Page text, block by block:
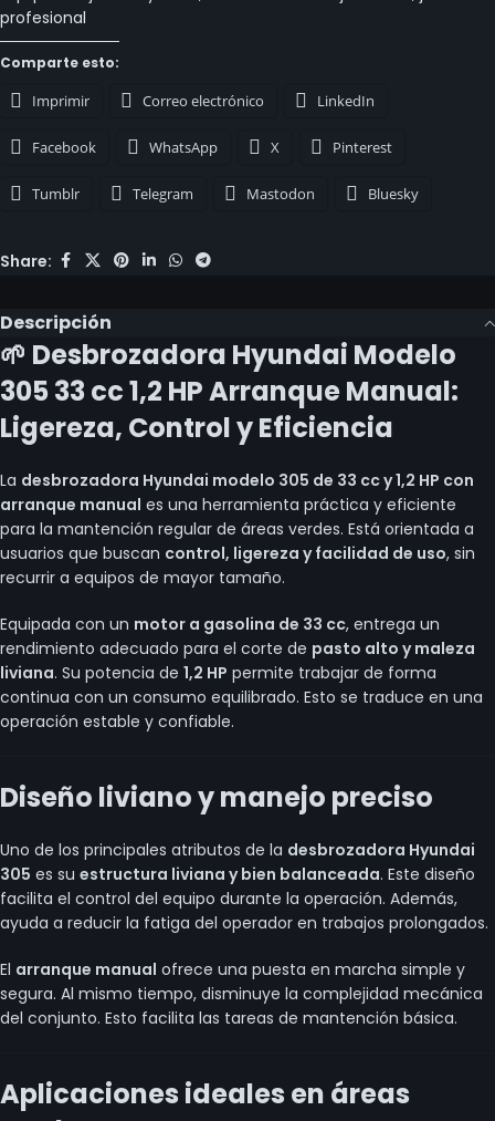
profesional
Comparte esto:
Imprimir Correo electrónico LinkedIn
Facebook WhatsApp X Pinterest
Tumblr Telegram Mastodon Bluesky
Share:
Descripción
🌱 Desbrozadora Hyundai Modelo
305 33 cc 1,2 HP Arranque Manual:
Ligereza, Control y Eficiencia
La desbrozadora Hyundai modelo 305 de 33 cc y 1,2 HP con
arranque manual es una herramienta práctica y eficiente
para la mantención regular de áreas verdes. Está orientada a
usuarios que buscan control, ligereza y facilidad de uso, sin
recurrir a equipos de mayor tamaño.
Equipada con un motor a gasolina de 33 cc, entrega un
rendimiento adecuado para el corte de pasto alto y maleza
liviana. Su potencia de 1,2 HP permite trabajar de forma
continua con un consumo equilibrado. Esto se traduce en una
operación estable y confiable.
Diseño liviano y manejo preciso
Uno de los principales atributos de la desbrozadora Hyundai
305 es su estructura liviana y bien balanceada. Este diseño
facilita el control del equipo durante la operación. Además,
ayuda a reducir la fatiga del operador en trabajos prolongados.
El arranque manual ofrece una puesta en marcha simple y
segura. Al mismo tiempo, disminuye la complejidad mecánica
del conjunto. Esto facilita las tareas de mantención básica.
Aplicaciones ideales en áreas